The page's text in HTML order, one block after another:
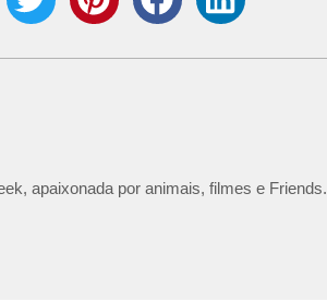
apaixonada por animais, filmes e Friends.